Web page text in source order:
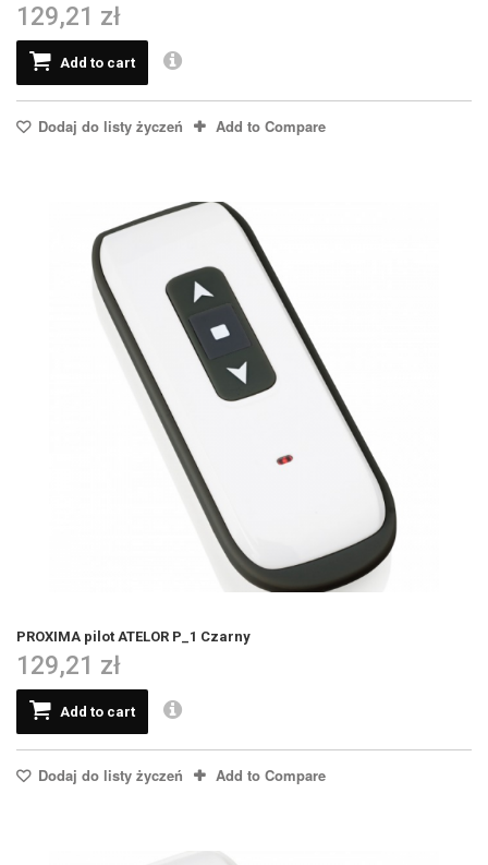
129,21 zł
Add to cart
Dodaj do listy życzeń Add to Compare
PROXIMA pilot ATELOR P_1 Czarny
129,21 zł
Add to cart
Dodaj do listy życzeń Add to Compare